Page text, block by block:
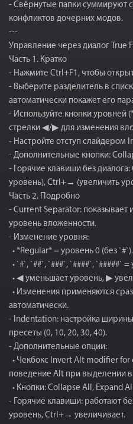
- Свёрнутые папки суммируют
конфликтов дочерних модов.
---
Управление через диалог True
Часть 1. Кратко
- Нажмите Ctrl+F1, чтобы
- Выберите разделитель в
автоматически покажет его
- Используйте кнопки уровней
стрелки ◀/▶ для изменения
- Настройте отступ слайдером
- Дополнительные кнопки:
- Горячие клавиши без
уровень), Ctrl+→ (увеличить
Часть 2. Подробно
- Current Separator:
уровень вложенности.
- Изменение уровня:
• *Regular* = уровень 0 (без `#`).
• `#`, `##`, `###`, `####`, `#####`
• ◀ уменьшает уровень, ▶
• Изменения применяются
автоматически.
- Indentation: настройка
пресеты (0, 10, 20, 30, 40).
- Дополнительные опции:
• Чекбокс Invert Alt modifier
поведение Alt при выделении в
• Кнопки: Collapse All, Expand
- Горячие клавиши: работают
уровень, Ctrl+→ увеличивает.